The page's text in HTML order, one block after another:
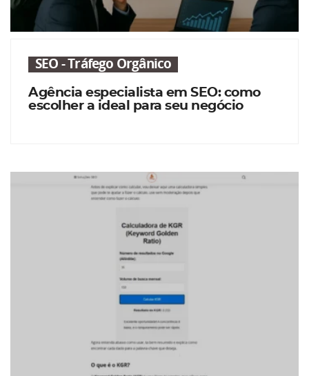
SEO - Tráfego Orgânico
Agência especialista em SEO: como
escolher a ideal para seu negócio